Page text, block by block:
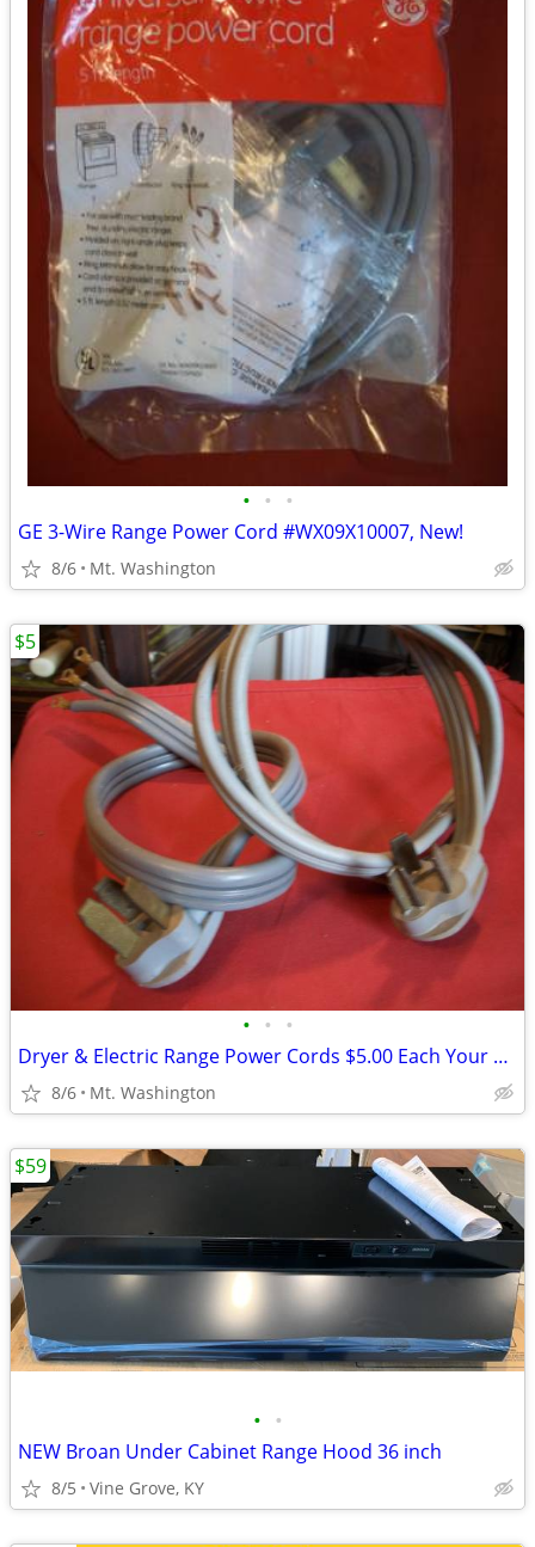
• • •
GE 3-Wire Range Power Cord #WX09X10007, New!
8/6 Mt. Washington
• • •
Dryer & Electric Range Power Cords $5.00 Each Your Choice
8/6 Mt. Washington
$5
• •
NEW Broan Under Cabinet Range Hood 36 inch
8/5 Vine Grove, KY
$59